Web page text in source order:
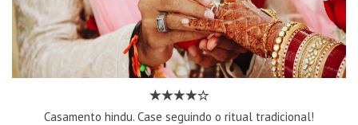
Casamento hindu. Case seguindo o ritual tradicional!